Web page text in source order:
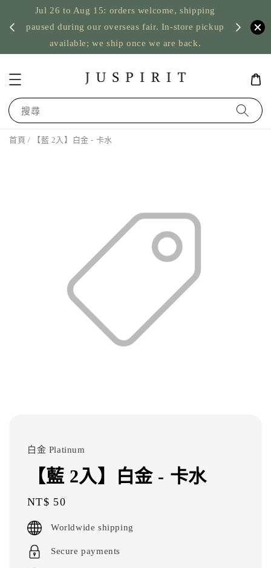
Jul 26 to Aug 15: orders welcome, shipping
paused during our overseas fair. In-store pickup
available; we ship once we are back.
US
搜尋
首頁 / 【藍 2入】白金 - 卡水
白金 Platinum
【藍 2入】白金 - 卡水
Regular
price
NT$ 50
Worldwide shipping
Secure payments